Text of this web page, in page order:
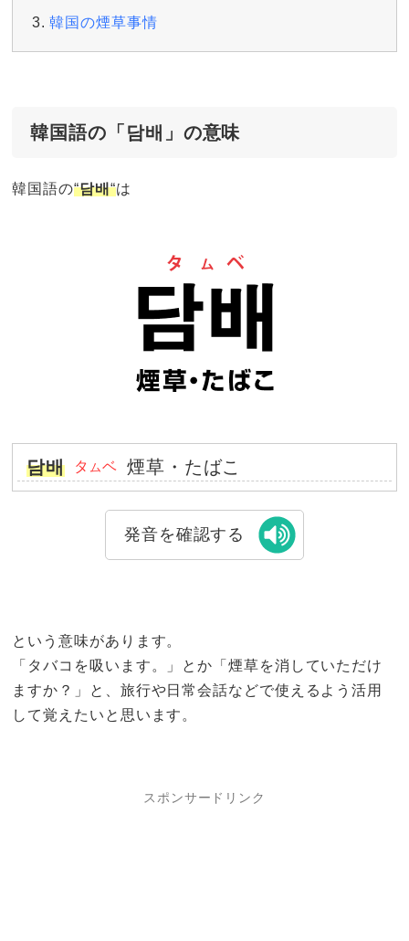
韓国の煙草事情
韓国語の「담배」の意味
韓国語の“담배“は
담배 タ ムベ 煙草・たばこ
発音を確認する
という意味があります。
「タバコを吸います。」とか「煙草を消していただけ
ますか？」と、旅行や日常会話などで使えるよう活用
して覚えたいと思います。
スポンサードリンク